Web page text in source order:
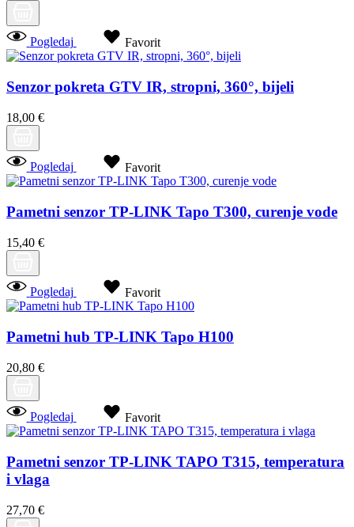
Pogledaj Favorit
Senzor pokreta GTV IR, stropni, 360°, bijeli
18,00 €
Pogledaj Favorit
Pametni senzor TP-LINK Tapo T300, curenje vode
15,40 €
Pogledaj Favorit
Pametni hub TP-LINK Tapo H100
20,80 €
Pogledaj Favorit
Pametni senzor TP-LINK TAPO T315, temperatura
i vlaga
27,70 €